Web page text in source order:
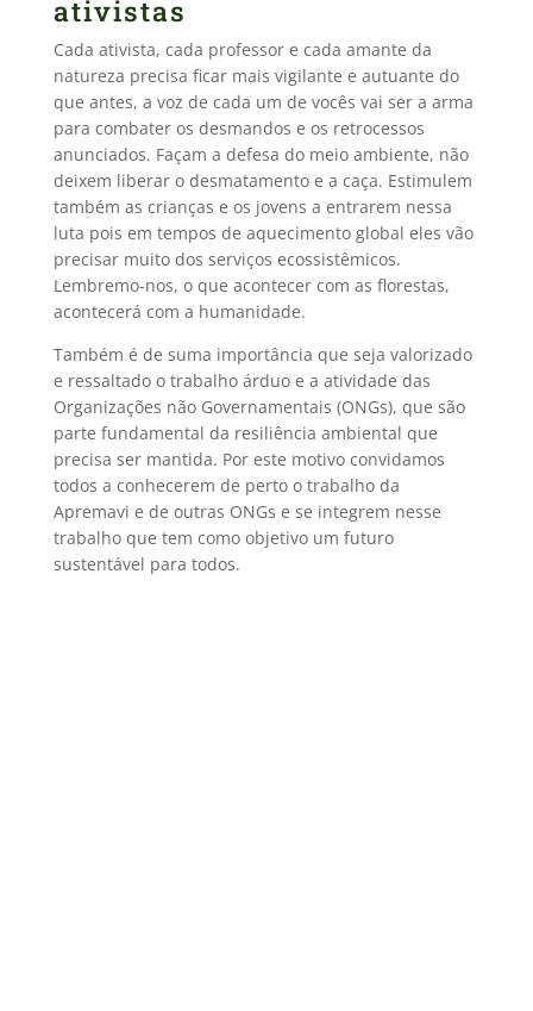
ativistas
Cada ativista, cada professor e cada amante da
natureza precisa ficar mais vigilante e autuante do
que antes, a voz de cada um de vocês vai ser a arma
para combater os desmandos e os retrocessos
anunciados. Façam a defesa do meio ambiente, não
deixem liberar o desmatamento e a caça. Estimulem
também as crianças e os jovens a entrarem nessa
luta pois em tempos de aquecimento global eles vão
precisar muito dos serviços ecossistêmicos.
Lembremo-nos, o que acontecer com as florestas,
acontecerá com a humanidade.
Também é de suma importância que seja valorizado
e ressaltado o trabalho árduo e a atividade das
Organizações não Governamentais (ONGs), que são
parte fundamental da resiliência ambiental que
precisa ser mantida. Por este motivo convidamos
todos a conhecerem de perto o trabalho da
Apremavi e de outras ONGs e se integrem nesse
trabalho que tem como objetivo um futuro
sustentável para todos.